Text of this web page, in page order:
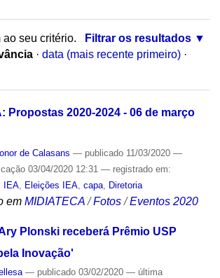
seu critério.
Filtrar os resultados
· data (mais recente primeiro) ·
Propostas 2020-2024 - 06 de março
de Calasans — publicado11/03/2020 —
03/04/2020 12:31 — registrado em:
IEA, Eleições IEA, capa, Diretoria
em MIDIATECA /Fotos /Eventos 2020
Plonski receberá Prêmio USP
Inovação'
— publicado03/02/2020 — última